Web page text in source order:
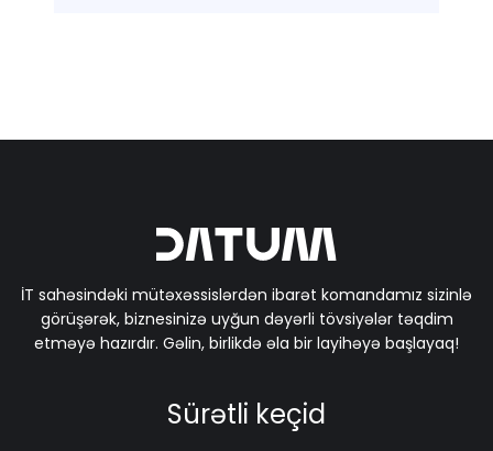
İT sahəsindəki mütəxəssislərdən ibarət komandamız sizinlə
görüşərək, biznesinizə uyğun dəyərli tövsiyələr təqdim
etməyə hazırdır. Gəlin, birlikdə əla bir layihəyə başlayaq!
Sürətli keçid